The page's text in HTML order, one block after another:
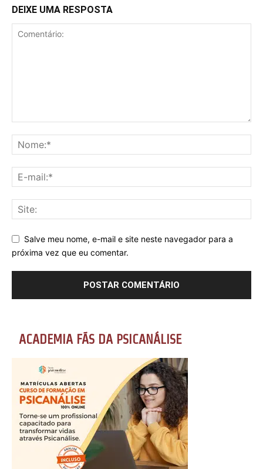
DEIXE UMA RESPOSTA
Salve meu nome, e-mail e site neste navegador para a
próxima vez que eu comentar.
ACADEMIA FÃS DA PSICANÁLISE